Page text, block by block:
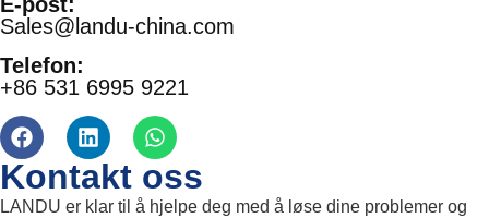
Sales@landu-china.com
Telefon:
+86 531 6995 9221
Kontakt oss
LANDU er klar til å hjelpe deg med å løse dine problemer og